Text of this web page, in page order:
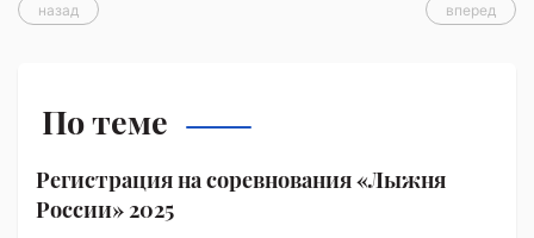
назад вперед
По теме
Регистрация на соревнования «Лыжня
России» 2025